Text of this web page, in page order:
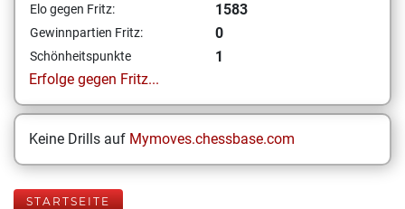
Elo gegen Fritz: 1583
Gewinnpartien Fritz: 0
Schönheitspunkte
1
Erfolge gegen Fritz...
Keine Drills auf Mymoves.chessbase.com
STARTSEITE